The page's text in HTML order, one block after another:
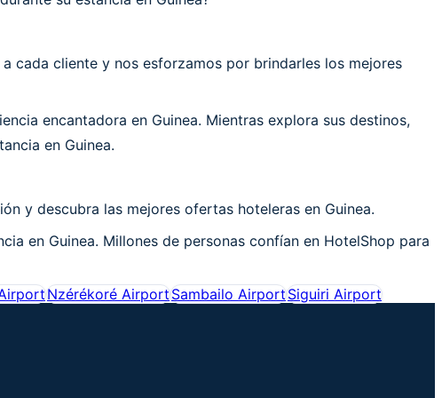
cada cliente y nos esforzamos por brindarles los mejores
encantadora en Guinea. Mientras explora sus destinos,
en Guinea.
y descubra las mejores ofertas hoteleras en Guinea.
en Guinea. Millones de personas confían en HotelShop para
Nzérékoré AirportSambailo AirportSiguiri Airport